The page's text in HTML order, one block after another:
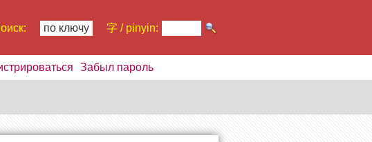
по ключу 字 / pinyin:
Забыл пароль